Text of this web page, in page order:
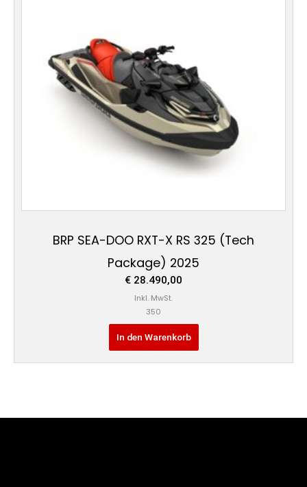
BRP SEA-DOO RXT-X RS 325 (Tech
Package) 2025
€ 28.490,00
Inkl. MwSt.
350
In den Warenkorb